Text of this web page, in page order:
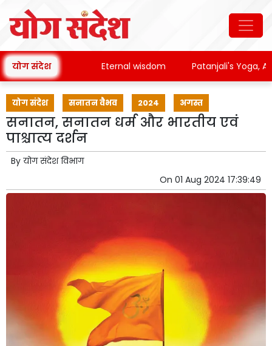
योग संदेश Eternal wisdom Patanjali's Yoga,
योग संदेश सनातन वैभव 2024 अगस्त
सनातन, सनातन धर्म और भारतीय एवं
पाश्चात्य दर्शन
By योग संदेश विभाग
On 01 Aug 2024 17:39:49